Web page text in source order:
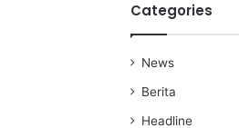
Categories
News
Berita
Headline